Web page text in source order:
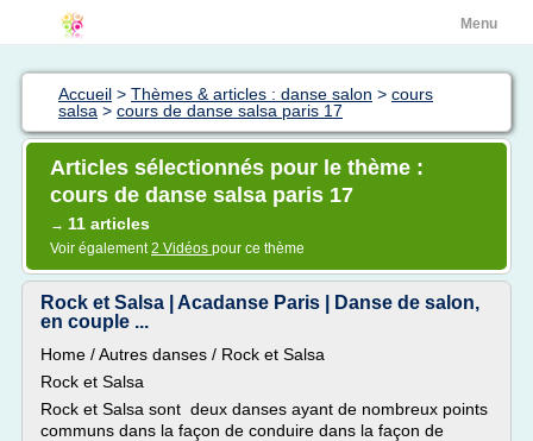
Menu
Accueil > Thèmes & articles : danse salon > cours
salsa > cours de danse salsa paris 17
Articles sélectionnés pour le thème :
cours de danse salsa paris 17
→ 11 articles
Voir également2 Vidéos pour ce thème
Rock et Salsa | Acadanse Paris | Danse de salon,
en couple ...
Home / Autres danses / Rock et Salsa
Rock et Salsa
Rock et Salsa sont deux danses ayant de nombreux points
communs dans la façon de conduire dans la façon de